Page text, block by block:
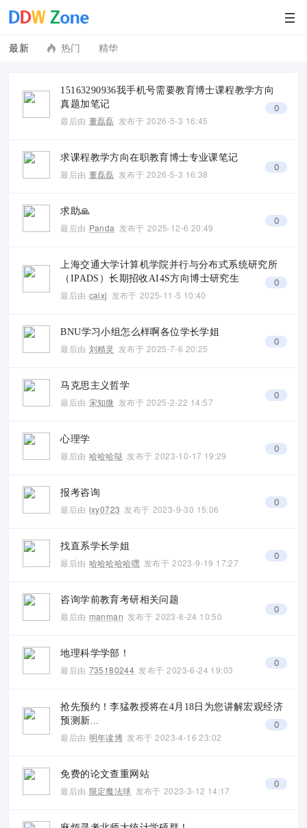
最新 热门 精华
0
15163290936我手机号需要教育博士课程教学方向
真题加笔记
最后由 董磊磊 发布于 2026-5-3 16:45
0
求课程教学方向在职教育博士专业课笔记
最后由 董磊磊 发布于 2026-5-3 16:38
0
求助🙏
最后由 Panda 发布于 2025-12-6 20:49
0
上海交通大学计算机学院并行与分布式系统研究所
（IPADS）长期招收AI4S方向博士研究生
最后由 caixj 发布于 2025-11-5 10:40
0
BNU学习小组怎么样啊各位学长学姐
最后由 刘精灵 发布于 2025-7-6 20:25
0
马克思主义哲学
最后由 宋知微 发布于 2025-2-22 14:57
0
心理学
最后由 哈哈哈哒 发布于 2023-10-17 19:29
0
报考咨询
最后由 lxy0723 发布于 2023-9-30 15:06
0
找直系学长学姐
最后由 哈哈哈哈哈嘿 发布于 2023-9-19 17:27
0
咨询学前教育考研相关问题
最后由 manman 发布于 2023-8-24 10:50
0
地理科学学部！
最后由 735180244 发布于 2023-6-24 19:03
0
抢先预约！李猛教授将在4月18日为您讲解宏观经济
预测新...
最后由 明年读博 发布于 2023-4-16 23:02
0
免费的论文查重网站
最后由 限定魔法球 发布于 2023-3-12 14:17